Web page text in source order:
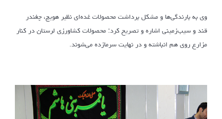
وی به بارندگی‌ها و مشکل برداشت محصولات غده‌ای نظیر هویج، چغندر
قند و سیب‌زمینی اشاره و تصریح کرد: محصولات کشاورزی لرستان در کنار
مزارع روی هم انباشته و در نهایت سرمازده می‌شوند.